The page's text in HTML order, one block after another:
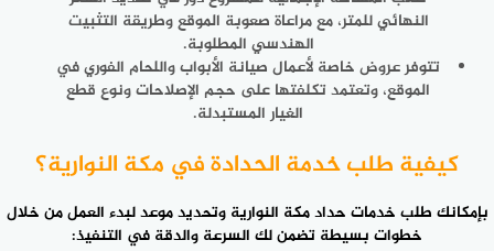
النهائي للمتر، مع مراعاة صعوبة الموقع وطريقة التثبيت
الهندسي المطلوبة.
تتوفر عروض خاصة لأعمال صيانة الأبواب واللحام الفوري في
الموقع، وتعتمد تكلفتها على حجم الإصلاحات ونوع قطع
الغيار المستبدلة.
كيفية طلب خدمة الحدادة في مكة النوارية؟
بإمكانك طلب خدمات حداد مكة النوارية وتحديد موعد لبدء العمل من خلال
خطوات بسيطة تضمن لك السرعة والدقة في التنفيذ: